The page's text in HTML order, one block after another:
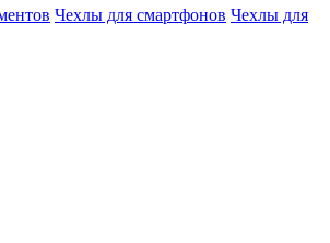
Чехлы для смартфонов Чехлы для